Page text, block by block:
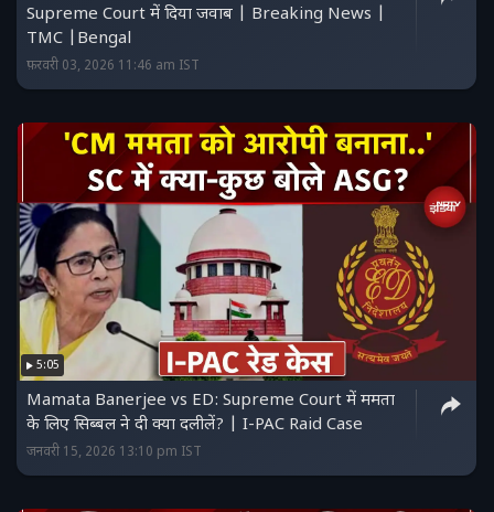
Supreme Court में दिया जवाब | Breaking News |
TMC |Bengal
फ़रवरी 03, 2026 11:46 am IST
5:05
Mamata Banerjee vs ED: Supreme Court में ममता
के लिए सिब्बल ने दी क्या दलीलें? | I-PAC Raid Case
जनवरी 15, 2026 13:10 pm IST